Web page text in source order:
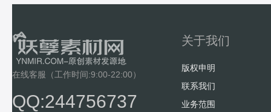
在线客服（工作时间:9:00-22:00）
QQ:244756737
关于我们
版权申明
联系我们
业务范围